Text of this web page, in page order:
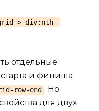
> div:nth-
отдельные
и финиша
row-end . Но
для двух